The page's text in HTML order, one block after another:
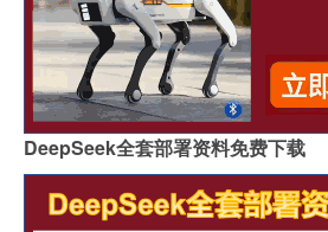
DeepSeek全套部署资料免费下载